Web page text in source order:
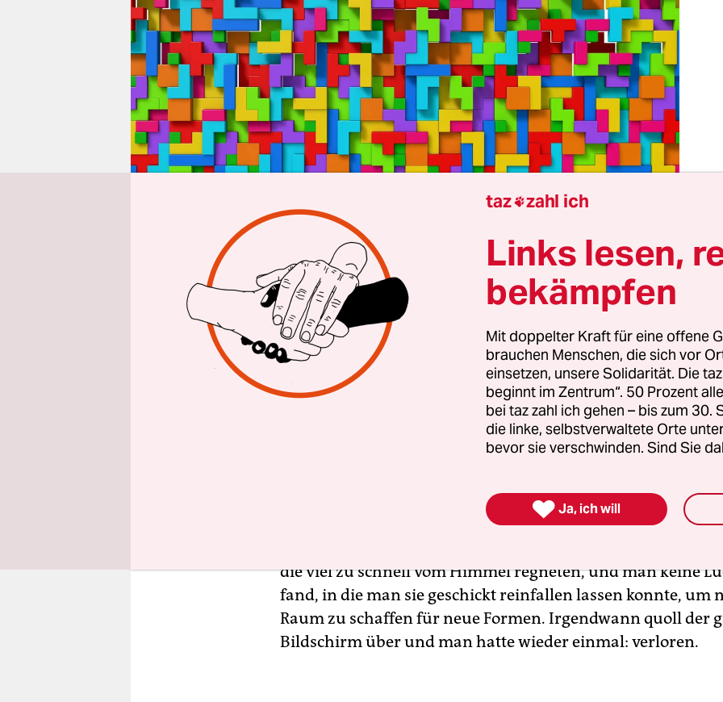
unterstützen
abo
genossenschaft
epaper login
A n Tetris muss ich in diesen Tagen denken. An dieses
dem Schwarz-Weiß-Bildschirm des grauen Game
dem ich süchtig war, und dessen eingängiger Sound
manchmal heute noch auftaucht, auf dem Nachhauseweg,
Dusche, bei der Arbeit, einfach so, ohne Vorwarnung, und
Ohrwurm wird: dim, diri dim, diri dim, diri dim, diri dim,
Dieses blöde Spiel, bei dem man immer verloren hat, ganz
Mühe man sich gab, wie ehrgeizig und ausdauernd man
die viel zu schnell vom Himmel regneten, und man keine
fand, in die man sie geschickt reinfallen lassen konnte, um
Raum zu schaffen für neue Formen. Irgendwann quoll der
Bildschirm über und man hatte wieder einmal: verloren.
taz zahl ich
Links lesen,
bekämpfen
Mit doppelter Kraft für eine offene
brauchen Menschen, die sich vor
einsetzen, unsere Solidarität. Die
beginnt im Zentrum“. 50 Prozent
bei taz zahl ich gehen – bis zum
die linke, selbstverwaltete Orte
bevor sie verschwinden. Sind Sie
 Ja, ich will